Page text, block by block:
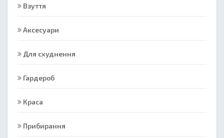
Взуття
Аксесуари
Для схуднення
Гардероб
Краса
Прибирання